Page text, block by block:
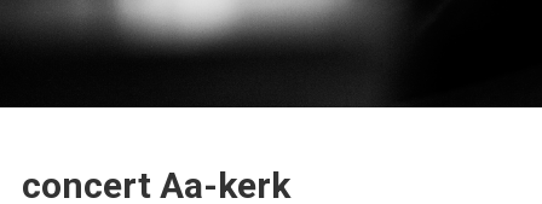
concert Aa-kerk